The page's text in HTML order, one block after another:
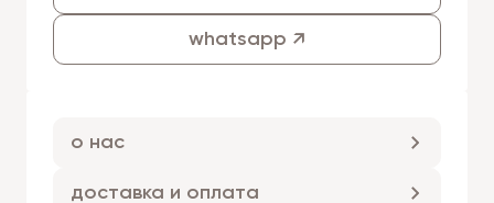
whatsapp ↗
о нас
доставка и оплата